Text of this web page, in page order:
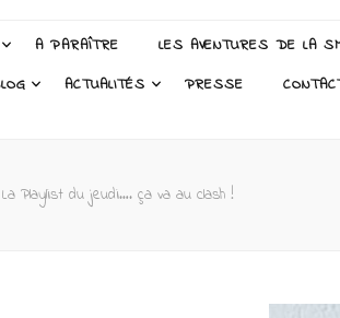
A PARAÎTRE LES AVENTURES DE LA
ACTUALITÉS PRESSE
La Playlist du jeudi…. ça va au clash !